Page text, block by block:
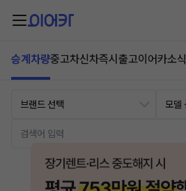
승계차량중고차신차즉시출고이어카소식